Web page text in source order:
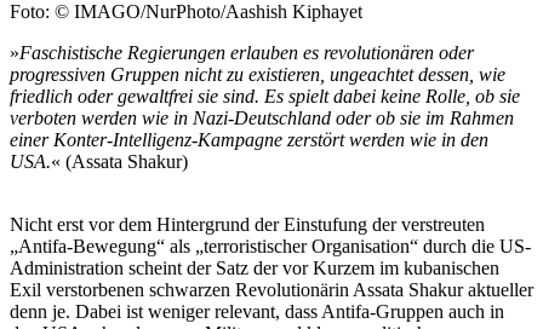
Foto: © IMAGO/NurPhoto/Aashish Kiphayet
»Faschistische Regierungen erlauben es revolutionären oder
progressiven Gruppen nicht zu existieren, ungeachtet dessen, wie
friedlich oder gewaltfrei sie sind. Es spielt dabei keine Rolle, ob sie
verboten werden wie in Nazi-Deutschland oder ob sie im Rahmen
einer Konter-Intelligenz-Kampagne zerstört werden wie in den
USA.« (Assata Shakur)
Nicht erst vor dem Hintergrund der Einstufung der verstreuten
„Antifa-Bewegung“ als „terroristischer Organisation“ durch die US-
Administration scheint der Satz der vor Kurzem im kubanischen
Exil verstorbenen schwarzen Revolutionärin Assata Shakur aktueller
denn je. Dabei ist weniger relevant, dass Antifa-Gruppen auch in